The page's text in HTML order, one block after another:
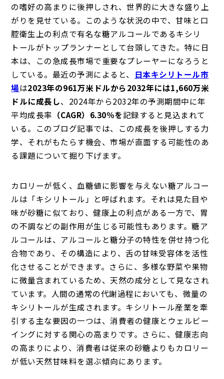
の嗜好の高まりに後押しされ、世界的に大きな盛り上
がりを見せている。このような状況の中で、甘味と口
腔衛生上の利点で有名な糖アルコールであるキシリ
トールがトップランナーとして台頭してきた。特に日
本は、この急成長市場で重要なプレーヤーになろうと
している。最近の予測によると、 日本キシリトール市
場は2023年の961万米ドルから2032年には1,660万米
ドルに成長し、2024年から2032年の予測期間中に年
平均成長率 （CAGR）6.30％を記録すると見込まれて
いる。このブログ記事では、この成長を後押しする力
学、それがもたらす機会、市場が直面する可能性のあ
る課題について掘り下げます。
カロリーが低く、血糖値に影響を与えない糖アルコー
ルは「キシリトール」と呼ばれます。それは見た目や
味が砂糖に似ており、健康上の利点がある一方で、胃
の不調などの副作用が生じる可能性もあります。糖ア
ルコールは、アルコールと糖分子の特性を併せ持つ化
合物であり、その構造により、舌の甘味受容体を活性
化させることができます。さらに、多様な野菜や果物
に微量含まれているため、天然の成分として見なされ
ています。人間の通常の代謝過程においても、微量の
キシリトールが生成されます。キシリトール産業を牽
引する主な要因の一つは、消費者の健康とウェルビー
イングに対する関心の高まりです。さらに、健康志向
の高まりにより、消費者は従来の砂糖よりもカロリー
が低い天然甘味料を選ぶ傾向にあります。